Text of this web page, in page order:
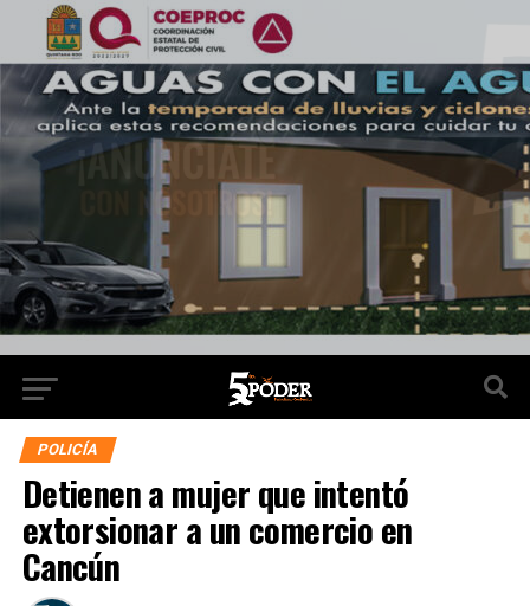
POLICÍA
Detienen a mujer que intentó
extorsionar a un comercio en
Cancún